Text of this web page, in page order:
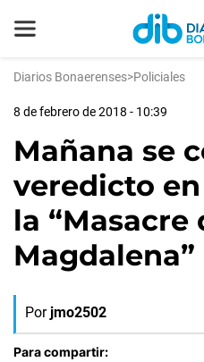
Diarios Bonaerenses>Policiales
8 de febrero de 2018 - 10:39
Mañana se
veredicto
la “Masacre
Magdalena”
Por jmo2502
Para compartir: